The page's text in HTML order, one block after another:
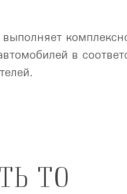
в
ТО